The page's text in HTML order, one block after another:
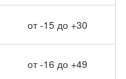
от -15 до +30
от -16 до +49